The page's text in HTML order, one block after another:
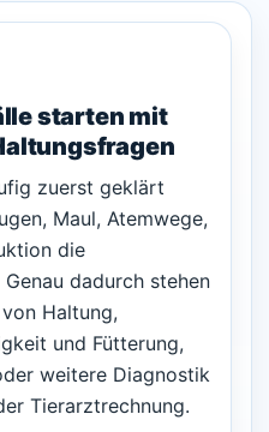
starten mit
zuerst geklärt
Maul, Atemwege,
die
dadurch stehen
Haltung,
und Fütterung,
weitere Diagnostik
Tierarztrechnung.